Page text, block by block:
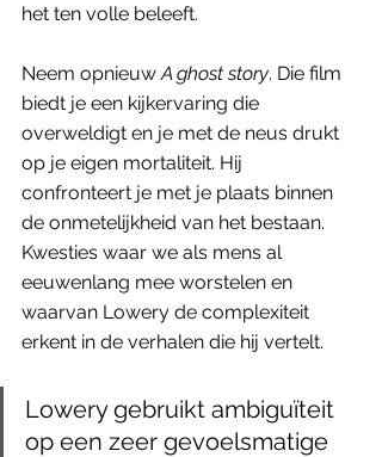
het ten volle beleeft.
Neem opnieuw A ghost story. Die film
biedt je een kijkervaring die
overweldigt en je met de neus drukt
op je eigen mortaliteit. Hij
confronteert je met je plaats binnen
de onmetelijkheid van het bestaan.
Kwesties waar we als mens al
eeuwenlang mee worstelen en
waarvan Lowery de complexiteit
erkent in de verhalen die hij vertelt.
Lowery gebruikt ambiguïteit
op een zeer gevoelsmatige